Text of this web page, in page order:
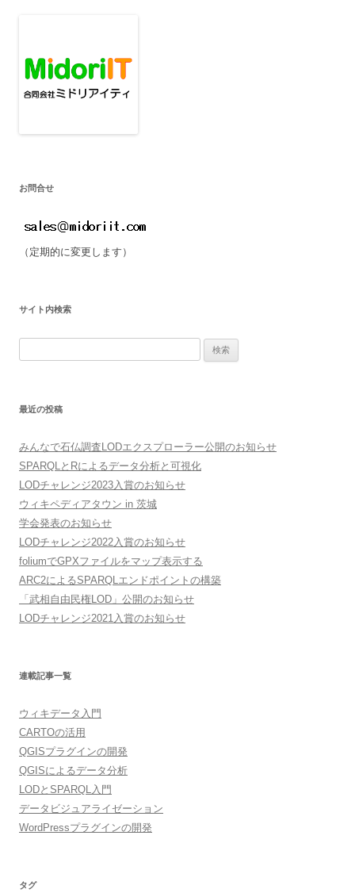
シ
ョ
お問合せ
（定期的に変更します）
サイト内検索
最近の投稿
みんなで石仏調査LODエクスプローラー公開のお知らせ
SPARQLとRによるデータ分析と可視化
LODチャレンジ2023入賞のお知らせ
ウィキペディアタウン in 茨城
学会発表のお知らせ
LODチャレンジ2022入賞のお知らせ
foliumでGPXファイルをマップ表示する
ARC2によるSPARQLエンドポイントの構築
「武相自由民権LOD」公開のお知らせ
LODチャレンジ2021入賞のお知らせ
連載記事一覧
ウィキデータ入門
CARTOの活用
QGISプラグインの開発
QGISによるデータ分析
LODとSPARQL入門
データビジュアライゼーション
WordPressプラグインの開発
タグ